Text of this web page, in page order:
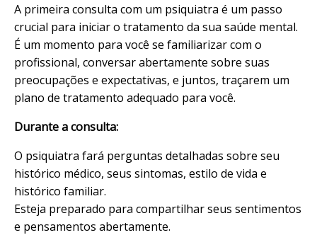
A primeira consulta com um psiquiatra é um passo
crucial para iniciar o tratamento da sua saúde mental.
É um momento para você se familiarizar com o
profissional, conversar abertamente sobre suas
preocupações e expectativas, e juntos, traçarem um
plano de tratamento adequado para você.
Durante a consulta:
O psiquiatra fará perguntas detalhadas sobre seu
histórico médico, seus sintomas, estilo de vida e
histórico familiar.
Esteja preparado para compartilhar seus sentimentos
e pensamentos abertamente.